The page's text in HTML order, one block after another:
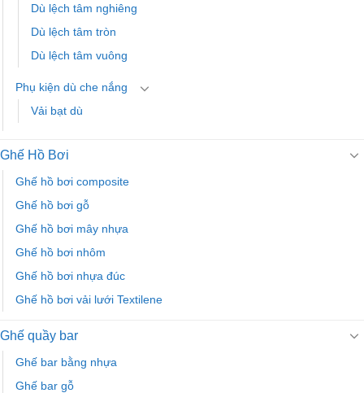
Dù lệch tâm nghiêng
Dù lệch tâm tròn
Dù lệch tâm vuông
Phụ kiện dù che nắng
Vải bạt dù
Ghế Hồ Bơi
Ghế hồ bơi composite
Ghế hồ bơi gỗ
Ghế hồ bơi mây nhựa
Ghế hồ bơi nhôm
Ghế hồ bơi nhựa đúc
Ghế hồ bơi vải lưới Textilene
Ghế quầy bar
Ghế bar bằng nhựa
Ghế bar gỗ